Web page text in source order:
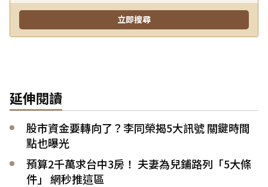
延伸閱讀
股市資金要轉向了？李同榮揭5大訊號 關鍵時間
點也曝光
預算2千萬求台中3房！ 夫妻為兒鋪路列「5大條
件」 網秒推這區